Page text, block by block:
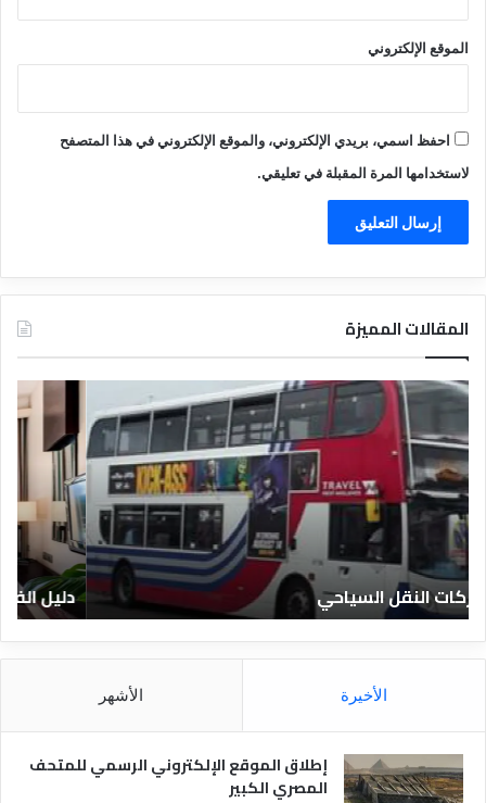
الموقع الإلكتروني
احفظ اسمي، بريدي الإلكتروني، والموقع الإلكتروني في هذا المتصفح
لاستخدامها المرة المقبلة في تعليقي.
المقالات المميزة
د
ي
ل
ا
ل
ف
ا
د
ق
ا
ل
ر
ة
دليل الفنادق المصرية
ق
و
الأخيرة الأشهر
إطلاق الموقع الإلكتروني الرسمي للمتحف
المصري الكبير